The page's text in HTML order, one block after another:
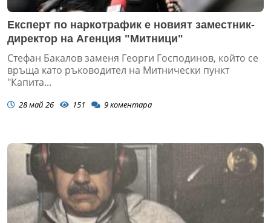
Експерт по наркотрафик е новият заместник-
директор на Агенция "Митници"
Стефан Бакалов заменя Георги Господинов, който се
връща като ръководител на Митнически пункт
"Капита...
28 май 26 151 9коментара